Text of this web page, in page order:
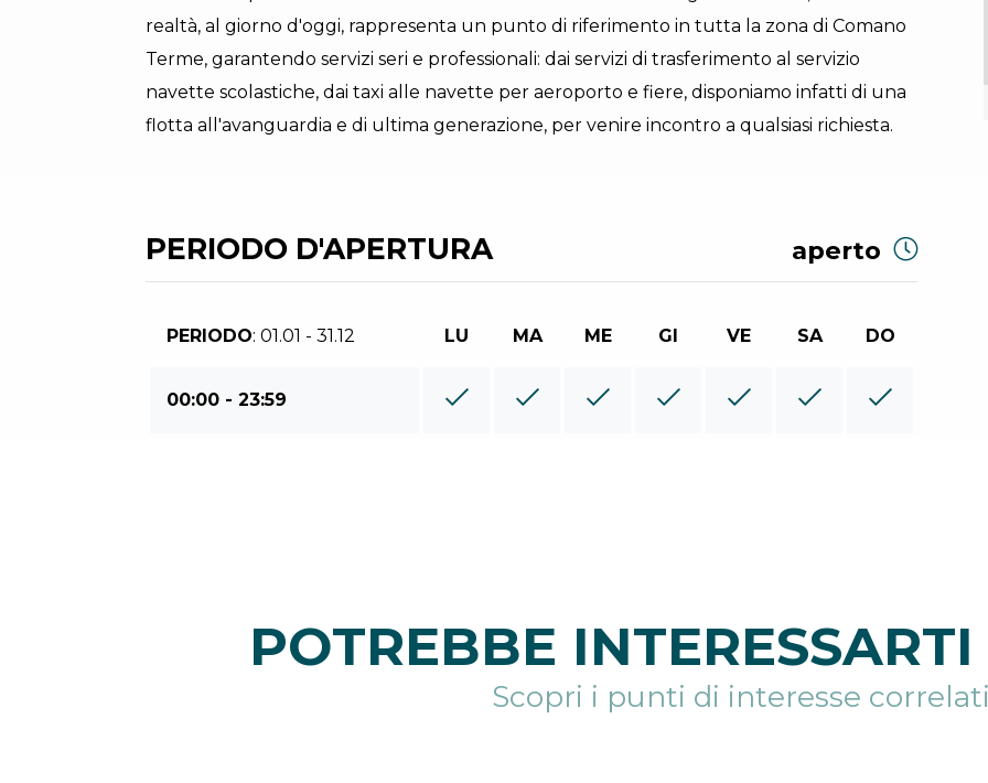
realtà, al giorno d'oggi, rappresenta un punto di riferimento in tutta la zona di Comano
Terme, garantendo servizi seri e professionali: dai servizi di trasferimento al servizio
navette scolastiche, dai taxi alle navette per aeroporto e fiere, disponiamo infatti di una
flotta all'avanguardia e di ultima generazione, per venire incontro a qualsiasi richiesta.
PERIODO D'APERTURA aperto
PERIODO: 01.01 - 31.12 LU MA ME GI VE SA DO
00:00 - 23:59
POTREBBE
Scopri i punti di interesse correlati